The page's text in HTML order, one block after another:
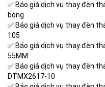
✅ Báo giá dịch vụ thay đèn
bóng
✅ Báo giá dịch vụ thay đèn
105
✅ Báo giá dịch vụ thay đèn
55MM
✅ Báo giá dịch vụ thay đèn
DTMX2617-10